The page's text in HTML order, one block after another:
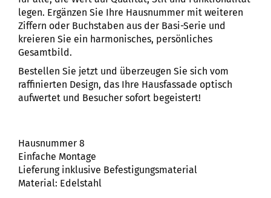
legen. Ergänzen Sie Ihre Hausnummer mit weiteren
Ziffern oder Buchstaben aus der Basi-Serie und
kreieren Sie ein harmonisches, persönliches
Gesamtbild.
Bestellen Sie jetzt und überzeugen Sie sich vom
raffinierten Design, das Ihre Hausfassade optisch
aufwertet und Besucher sofort begeistert!
Hausnummer 8
Einfache Montage
Lieferung inklusive Befestigungsmaterial
Material: Edelstahl